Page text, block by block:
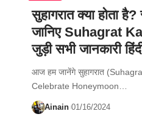
सुहागरात क्या होता
जानिए Suhagrat
जुड़ी सभी जानकारी
आज हम जानेंगे सुहागरात
Celebrate Honeymoon…
Ainain 01/16/2024